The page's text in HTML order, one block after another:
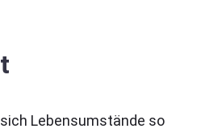
Lebensumstände so